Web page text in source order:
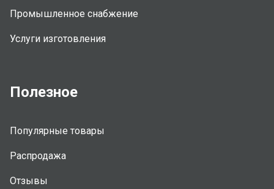
Промышленное снабжение
Услуги изготовления
Полезное
Популярные товары
Распродажа
Отзывы